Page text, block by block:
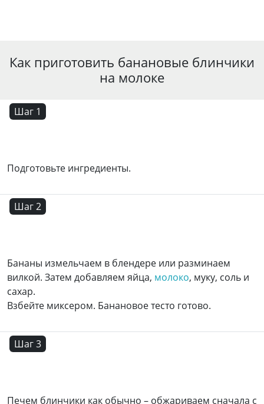
Как приготовить банановые блинчики
на молоке
Шаг 1
Подготовьте ингредиенты.
Шаг 2
Бананы измельчаем в блендере или разминаем
вилкой. Затем добавляем яйца, молоко, муку, соль и
сахар.
Взбейте миксером. Банановое тесто готово.
Шаг 3
Печем блинчики как обычно – обжариваем сначала с